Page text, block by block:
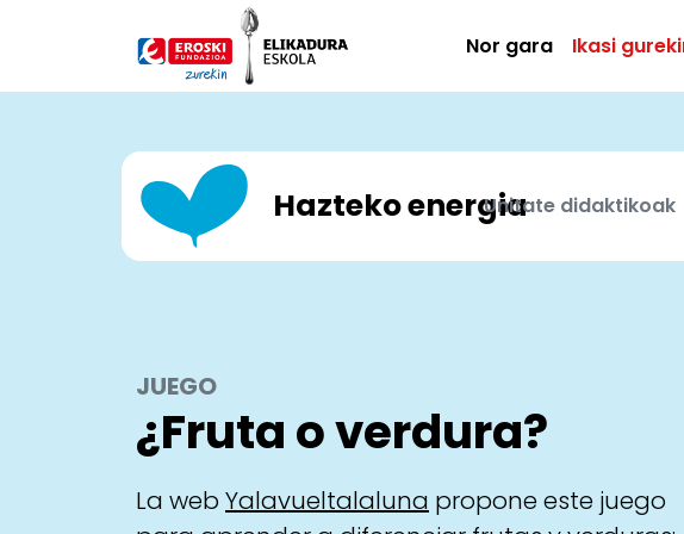
Nor gara
Ikasi
Hazteko energiaUnitate didaktikoak
JUEGO
¿Fruta o verdura?
La web Yalavueltalaluna propone este juego